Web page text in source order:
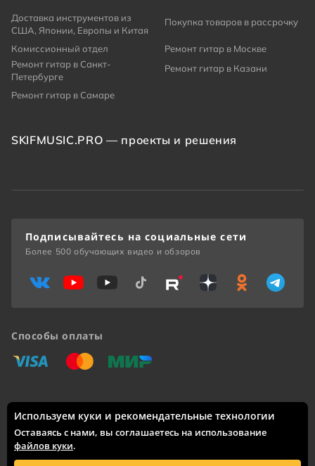
Доставка инструментов из
США, Японии, Европы и Китая
Покупка товаров в рассрочку
Комиссионный отдел
Ремонт гитар в Москве
Ремонт гитар в Санкт-
Петербурге
Ремонт гитар в Казани
Ремонт гитар в Самаре
SKIFMUSIC.PRO — проекты и решения
Доставка по России: Москва, Санкт-Петербург, Новосибирск,
Екатеринбург, Казань, Нижний Новгород, Челябинск,
Красноярск, Самара, Уфа, Ростов-на-Дону, Омск, Краснодар,
Воронеж, Волгоград, Пермь и другие города.
Способы оплаты
«Виза» «Мастеркард»
«Мир»
Подписывайтесь на социальные сети
Более 500 обучающих видео и обзоров
Используем куки и рекомендательные технологии
Оставаясь с нами, вы соглашаетесь на использование
файлов куки.